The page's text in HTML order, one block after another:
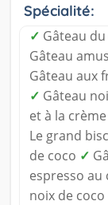
Spécialité:
✓ Gâteau
Gâteau
Gâteau aux
✓ Gâteau
et à la crème
Le grand
de coco ✓
espresso au
noix de coco